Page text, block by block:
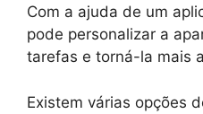
Com a ajuda de um
pode personalizar a
tarefas e torná-la mais
Existem várias opções